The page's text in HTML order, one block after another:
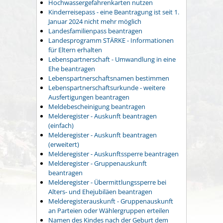
Hochwassergefahrenkarten nutzen
Kinderreisepass - eine Beantragung ist seit 1.
Januar 2024 nicht mehr möglich
Landesfamilienpass beantragen
Landesprogramm STÄRKE - Informationen
für Eltern erhalten
Lebenspartnerschaft - Umwandlung in eine
Ehe beantragen
Lebenspartnerschaftsnamen bestimmen
Lebenspartnerschaftsurkunde - weitere
Ausfertigungen beantragen
Meldebescheinigung beantragen
Melderegister - Auskunft beantragen
(einfach)
Melderegister - Auskunft beantragen
(erweitert)
Melderegister - Auskunftssperre beantragen
Melderegister - Gruppenauskunft
beantragen
Melderegister - Übermittlungssperre bei
Alters- und Ehejubiläen beantragen
Melderegisterauskunft - Gruppenauskunft
an Parteien oder Wählergruppen erteilen
Namen des Kindes nach der Geburt dem